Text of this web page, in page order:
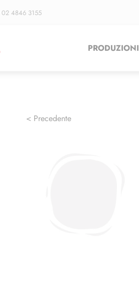
02 4846 3155
PRODUZIONI
< Precedente